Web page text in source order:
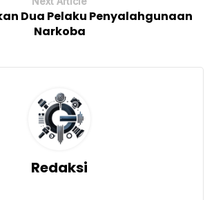
Dua Pelaku Penyalahgunaan
Narkoba
Redaksi